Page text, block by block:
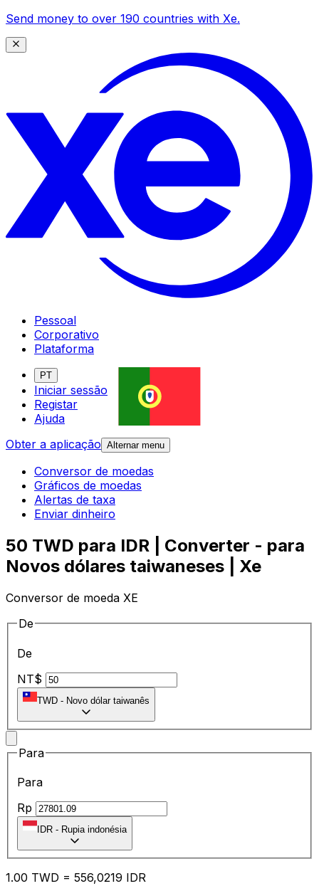
Send money to over 190 countries with Xe.
Pessoal
Corporativo
Plataforma
PT
Iniciar sessão
Registar
Ajuda
Obter a aplicação Alternar menu
Conversor de moedas
Gráficos de moedas
Alertas de taxa
Enviar dinheiro
50 TWD para IDR | Converter - para
Novos dólares taiwaneses | Xe
Conversor de moeda XE
De
De
NT$
TWD - Novo dólar taiwanês
Para
Para
Rp
IDR - Rupia indonésia
1.00 TWD = 556,0219 IDR